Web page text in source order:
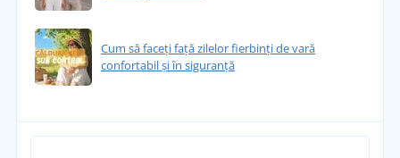
Cum să faceți față zilelor fierbinți de vară
confortabil și în siguranță